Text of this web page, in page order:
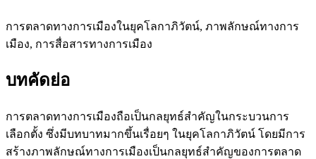
การตลาดทางการเมืองในยุคโลกาภิวัตน์, ภาพลักษณ์ทางการ
เมือง, การสื่อสารทางการเมือง
บทคัดย่อ
การตลาดทางการเมืองถือเป็นกลยุทธ์สำคัญในกระบวนการ
เลือกตั้ง ซึ่งมีบทบาทมากขึ้นเรื่อยๆ ในยุคโลกาภิวัตน์ โดยมีการ
สร้างภาพลักษณ์ทางการเมืองเป็นกลยุทธ์สำคัญของการตลาด